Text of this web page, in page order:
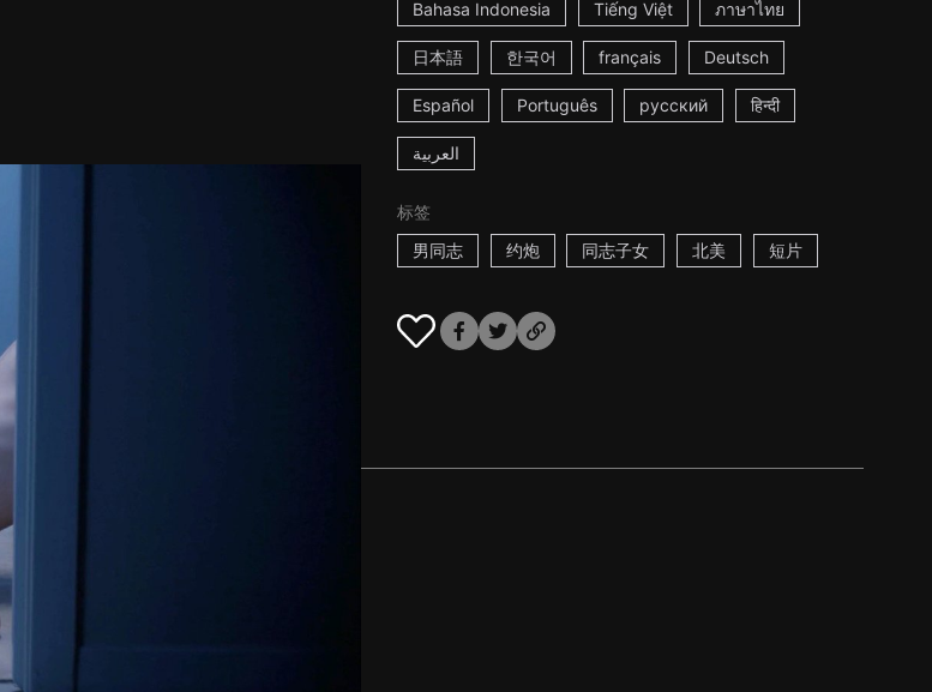
Bahasa Indonesia Tiếng Việt ภาษาไทย
日本語 한국어 français Deutsch
Español Português русский हिन्दी
العربية
标签
男同志
约炮 同志子女 北美 短片